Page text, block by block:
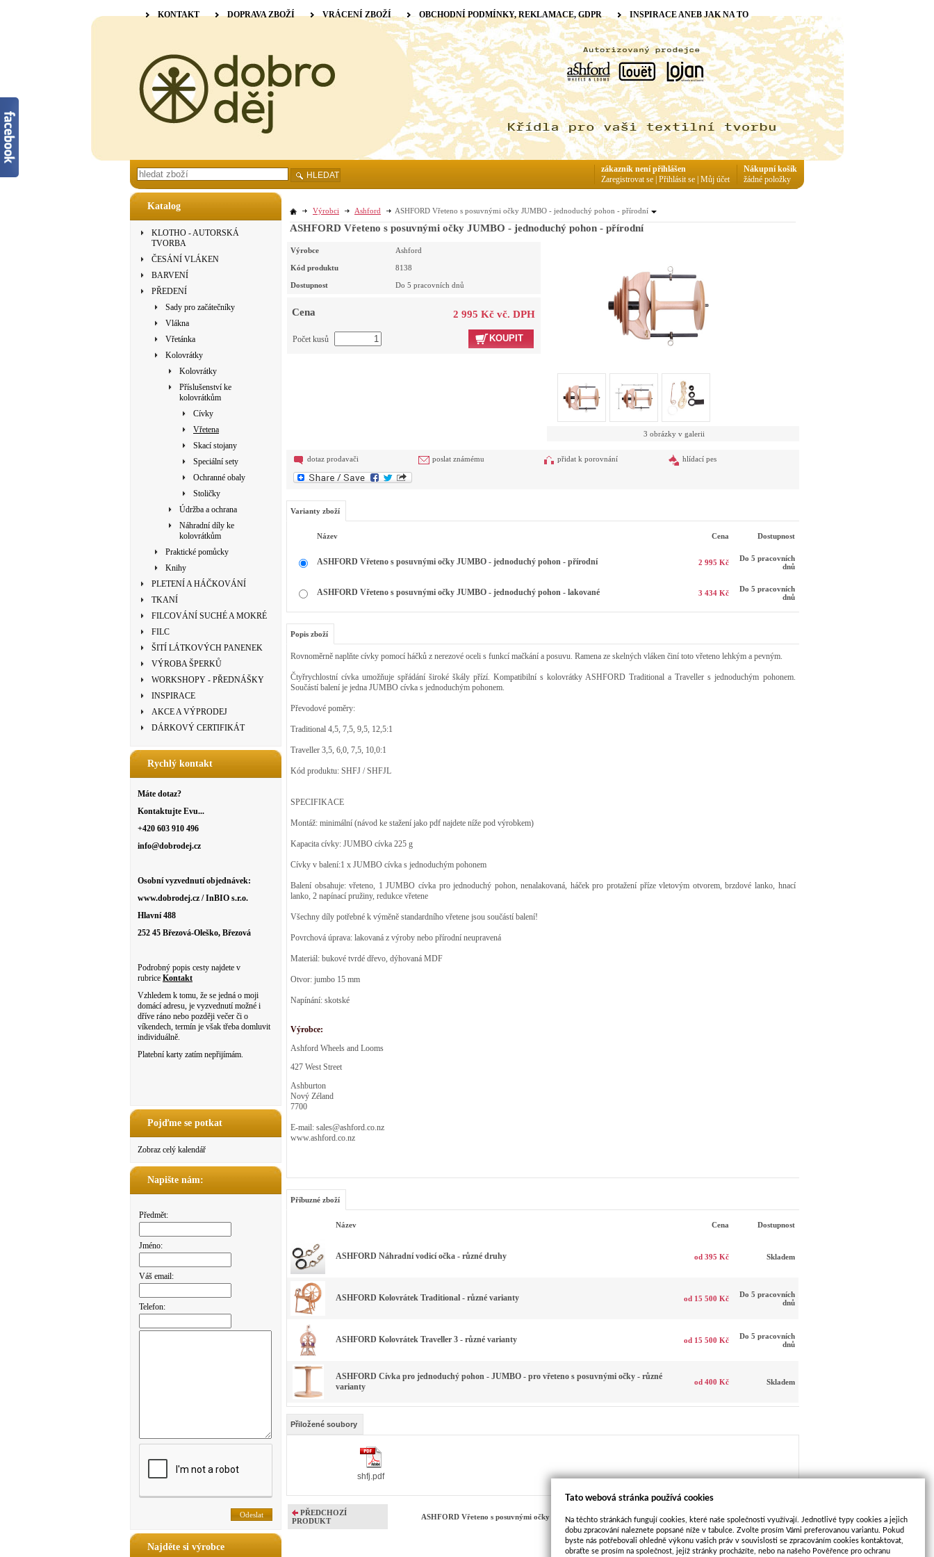
Katalog
KLOTHO - AUTORSKÁ
TVORBA
ČESÁNÍ VLÁKEN
BARVENÍ
PŘEDENÍ
Sady pro začátečníky
Vlákna
Vřetánka
Kolovrátky
Kolovrátky
Příslušenství ke
kolovrátkům
Cívky
Vřetena
Skací stojany
Speciální sety
Ochranné obaly
Stoličky
Údržba a ochrana
Náhradní díly ke
kolovrátkům
Praktické pomůcky
Knihy
PLETENÍ A HÁČKOVÁNÍ
TKANÍ
FILCOVÁNÍ SUCHÉ A MOKRÉ
FILC
ŠITÍ LÁTKOVÝCH PANENEK
VÝROBA ŠPERKŮ
WORKSHOPY - PŘEDNÁŠKY
INSPIRACE
AKCE A VÝPRODEJ
DÁRKOVÝ CERTIFIKÁT
Rychlý kontakt
Máte dotaz?
Kontaktujte Evu...
+420 603 910 496
info@dobrodej.cz
Osobní vyzvednutí objednávek:
www.dobrodej.cz / InBIO s.r.o.
Hlavní 488
252 45 Březová-Oleško, Březová
Podrobný popis cesty najdete v
rubrice Kontakt
Vzhledem k tomu, že se jedná o moji
domácí adresu, je vyzvednutí možné i
dříve ráno nebo později večer či o
víkendech, termín je však třeba domluvit
individuálně.
Platební karty zatím nepřijímám.
Pojďme se potkat
Zobraz celý kalendář
Napište nám:
Předmět:
Jméno:
Váš email:
Telefon:
Najděte si výrobce
Výrobci Ashford ASHFORD Vřeteno s posuvnými očky JUMBO - jednoduchý pohon - přírodní
ASHFORD Vřeteno s posuvnými očky JUMBO - jednoduchý pohon - přírodní
Výrobce Ashford
Kód produktu 8138
Dostupnost Do 5 pracovních dnů
Cena 2 995 Kč vč. DPH
KOUPIT
Počet kusů
3 obrázky v galerii
dotaz prodavači poslat známému přidat k porovnání hlídací pes
Varianty zboží
Název Cena Dostupnost
ASHFORD Vřeteno s posuvnými očky JUMBO - jednoduchý pohon - přírodní 2 995 Kč
Do 5 pracovních
dnů
ASHFORD Vřeteno s posuvnými očky JUMBO - jednoduchý pohon - lakované 3 434 Kč
Do 5 pracovních
dnů
Popis zboží
Rovnoměrně naplňte cívky pomocí háčků z nerezové oceli s funkcí mačkání a posuvu. Ramena ze skelných vláken činí toto vřeteno lehkým a pevným.
Čtyřrychlostní cívka umožňuje spřádání široké škály přízí. Kompatibilní s kolovrátky ASHFORD Traditional a Traveller s jednoduchým pohonem.
Součástí balení je jedna JUMBO cívka s jednoduchým pohonem.
Převodové poměry:
Traditional 4,5, 7,5, 9,5, 12,5:1
Traveller 3,5, 6,0, 7,5, 10,0:1
Kód produktu: SHFJ / SHFJL
SPECIFIKACE
Montáž: minimální (návod ke stažení jako pdf najdete níže pod výrobkem)
Kapacita cívky: JUMBO cívka 225 g
Cívky v balení:1 x JUMBO cívka s jednoduchým pohonem
Balení obsahuje: vřeteno, 1 JUMBO cívka pro jednoduchý pohon, nenalakovaná, háček pro protažení příze vletovým otvorem, brzdové lanko, hnací
lanko, 2 napínací pružiny, redukce vřetene
Všechny díly potřebné k výměně standardního vřetene jsou součástí balení!
Povrchová úprava: lakovaná z výroby nebo přírodní neupravená
Materiál: bukové tvrdé dřevo, dýhovaná MDF
Otvor: jumbo 15 mm
Napínání: skotské
Výrobce:
Ashford Wheels and Looms
427 West Street
Ashburton
Nový Zéland
7700
E-mail: sales@ashford.co.nz
www.ashford.co.nz
Příbuzné zboží
Název Cena Dostupnost
ASHFORD Náhradní vodicí očka - různé druhy od 395 Kč Skladem
ASHFORD Kolovrátek Traditional - různé varianty od 15 500 Kč
Do 5 pracovních
dnů
ASHFORD Kolovrátek Traveller 3 - různé varianty od 15 500 Kč
Do 5 pracovních
dnů
ASHFORD Cívka pro jednoduchý pohon - JUMBO - pro vřeteno s posuvnými očky - různé
varianty
od 400 Kč Skladem
Přiložené soubory
shfj.pdf
PŘEDCHOZÍ
PRODUKT
ASHFORD Vřeteno s posuvnými očky JUMBO - jednoduchý pohon - přírodní
PRODUKT
KONTAKT DOPRAVA ZBOŽÍ VRÁCENÍ ZBOŽÍ OBCHODNÍ PODMÍNKY, REKLAMACE, GDPR INSPIRACE ANEB JAK NA TO
HLEDAT
Nákupní košík
žádné položky
zákazník není přihlášen
Zaregistrovat se Přihlásit se Můj účet
Tato webová stránka používá cookies
Na těchto stránkách fungují cookies, které naše společnosti využívají. Jednotlivé typy cookies a jejich
dobu zpracování naleznete popsané níže v tabulce. Zvolte prosím Vámi preferovanou variantu. Pokud
byste nás potřebovali ohledně výkonu vašich práv v souvislosti se zpracováním cookies kontaktovat,
obraťte se prosím na společnost, jejíž stránky procházíte, nebo na našeho Pověřence pro ochranu